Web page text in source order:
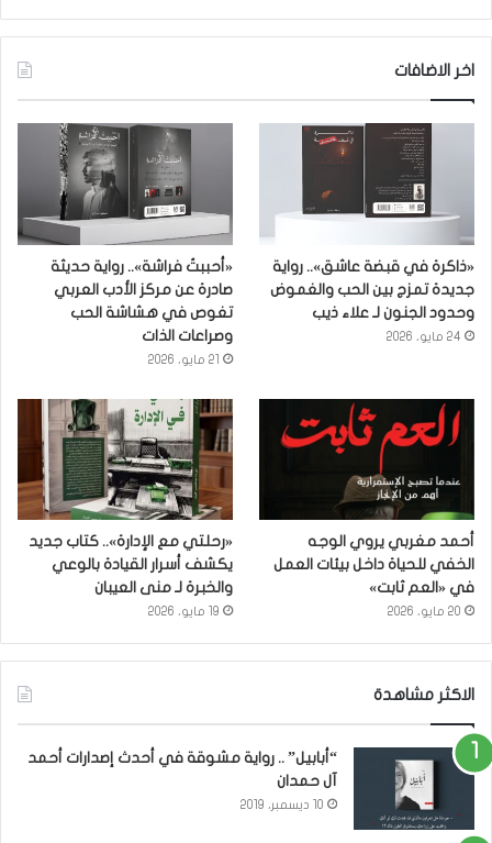
اخر الاضافات
«ذاكرة في قبضة عاشق».. رواية
جديدة تمزج بين الحب والغموض
وحدود الجنون لـ علاء ذيب
24 مايو، 2026
«أحببتُ فراشة».. رواية حديثة
صادرة عن مركز الأدب العربي
تغوص في هشاشة الحب
وصراعات الذات
21 مايو، 2026
أحمد مغربي يروي الوجه
الخفي للحياة داخل بيئات العمل
في «العم ثابت»
20 مايو، 2026
«رحلتي مع الإدارة».. كتاب جديد
يكشف أسرار القيادة بالوعي
والخبرة لـ منى العيبان
19 مايو، 2026
الاكثر مشاهدة
“أبابيل” .. رواية مشوقة في أحدث إصدارات أحمد
آل حمدان
10 ديسمبر، 2019